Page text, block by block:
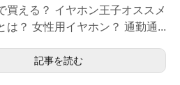
買える？ イヤホン王子オススメ
は？ 女性用イヤホン？ 通勤通...
記事を読む